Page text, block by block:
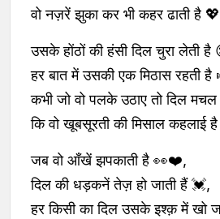
वो नज़रें झुका कर भी कहर ढाती है
उसके होंठों की हंसी दिल चुरा लेती है
हर बात में उसकी एक मिठास रहती है
कभी जो वो पलके उठाए तो दिल
कि वो खूबसूरती की मिसाल कहलाई
जब वो आँखें झपकाती है 👀❤️,
दिल की धड़कनें तेज़ हो जाती हैं 💓,
हर किसी का दिल उसके इश्क़ में खो